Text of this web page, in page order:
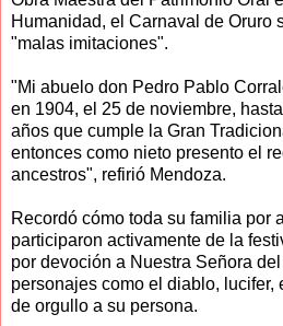
Humanidad, el Carnaval de Oruro
"malas imitaciones".
"Mi abuelo don Pedro Pablo
en 1904, el 25 de noviembre,
años que cumple la Gran
entonces como nieto presento el
ancestros", refirió Mendoza.
Recordó cómo toda su familia por
participaron activamente de la
por devoción a Nuestra Señora
personajes como el diablo, lucifer,
de orgullo a su persona.